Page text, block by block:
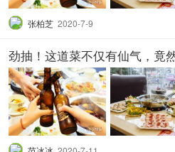
张柏芝 2020-7-9
劲抽！这道菜不仅有仙气，竟